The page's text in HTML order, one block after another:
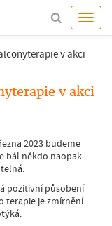
v akci
v akci
2023 budeme
bál někdo naopak.
pozitivní působení
terapie je zmírnění